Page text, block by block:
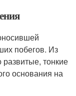
побегов. Из
тонкие
основания на